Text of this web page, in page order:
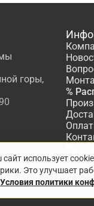
горы,
%
использует
Это улучшает
Условия политики